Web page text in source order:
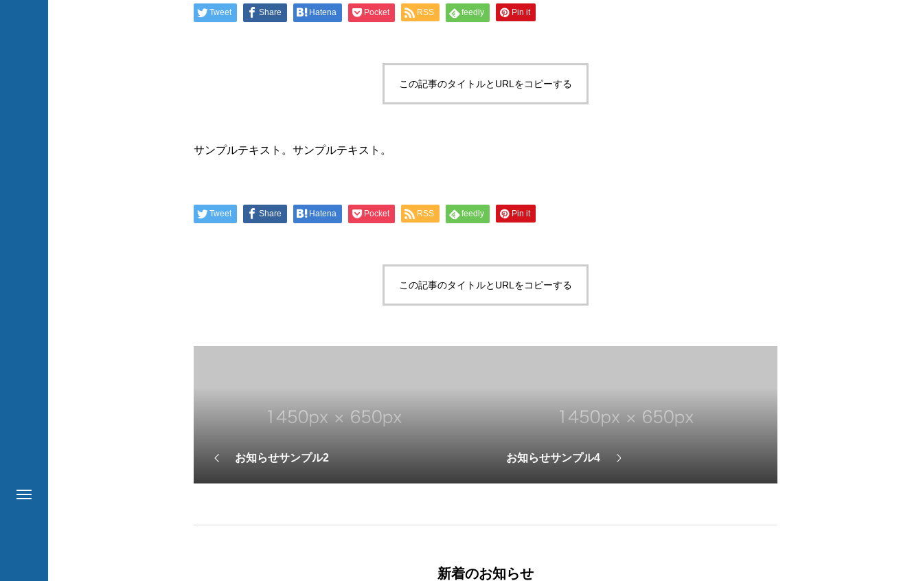
Tweet Share Hatena Pocket RSS feedly Pin it
この記事のタイトルとURLをコピーする
サンプルテキスト。サンプルテキスト。
Tweet Share Hatena Pocket RSS feedly Pin it
この記事のタイトルとURLをコピーする
お知らせサンプル2 お知らせサンプル4
新着のお知らせ